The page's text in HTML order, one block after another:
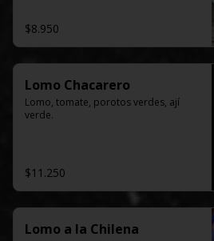
$8.950
Lomo Chacarero
Lomo, tomate, porotos verdes, ají
verde.
$11.250
Lomo a la Chilena